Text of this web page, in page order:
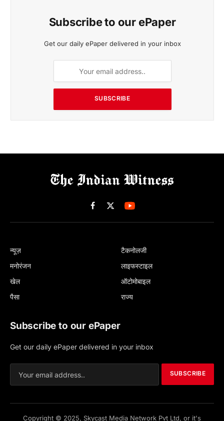
Subscribe to our ePaper
Get our daily ePaper delivered in your inbox
SUBSCRIBE
Facebook
X
(Twitter)
न्यूज़
मनोरंजन
खेल
पैसा
टैकनोलजी
लाइफस्टाइल
ऑटोमोबाइल
राज्य
Subscribe to our ePaper
Get our daily ePaper delivered in your inbox
SUBSCRIBE
Copyright © 2025, Skycast Media Network Pvt Ltd, or it's